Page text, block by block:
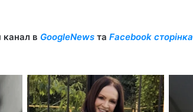
канал в GoogleNewsта Facebook сторінка